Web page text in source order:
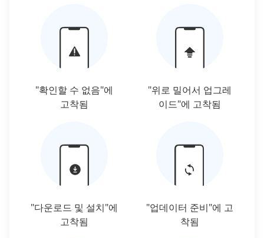
"확인할 수 없음"에
고착됨
"위로 밀어서 업그레
이드"에 고착됨
"다운로드 및 설치"에
고착됨
"업데이터 준비"에 고
착됨